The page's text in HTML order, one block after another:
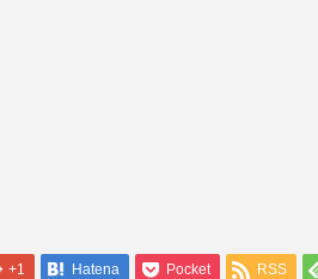
+1 Hatena Pocket RSS